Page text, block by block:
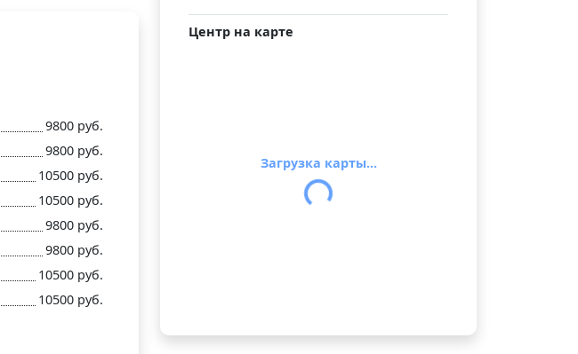
9800 руб.
9800 руб.
10500 руб.
10500 руб.
9800 руб.
9800 руб.
10500 руб.
10500 руб.
Центр на карте
Загрузка карты...